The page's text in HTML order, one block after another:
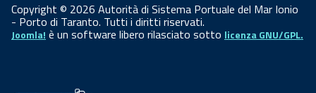
Copyright © 2026 Autorità di Sistema Portuale del Mar Ionio
- Porto di Taranto. Tutti i diritti riservati.
Joomla! è un software libero rilasciato sotto licenza GNU/GPL.